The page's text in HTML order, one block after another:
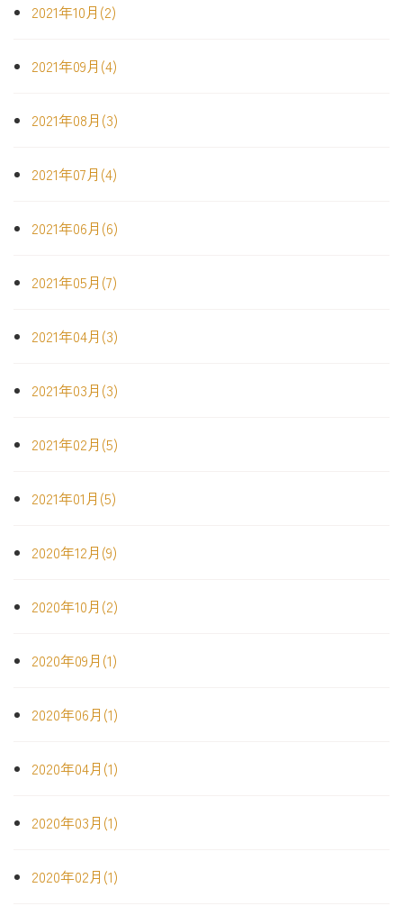
2021年10月(2)
2021年09月(4)
2021年08月(3)
2021年07月(4)
2021年06月(6)
2021年05月(7)
2021年04月(3)
2021年03月(3)
2021年02月(5)
2021年01月(5)
2020年12月(9)
2020年10月(2)
2020年09月(1)
2020年06月(1)
2020年04月(1)
2020年03月(1)
2020年02月(1)